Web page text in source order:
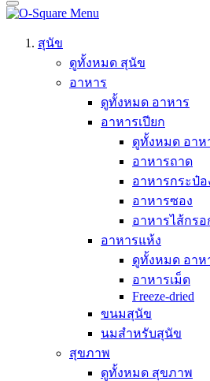
Menu
สุนัข
ดูทั้งหมด สุนัข
อาหาร
ดูทั้งหมด อาหาร
อาหารเปียก
ดูทั้งหมด อาห
อาหารถาด
อาหารกระป๋อ
อาหารซอง
อาหารไส้กรอ
อาหารแห้ง
ดูทั้งหมด อาห
อาหารเม็ด
Freeze-dried
ขนมสุนัข
นมสำหรับสุนัข
สุขภาพ
ดูทั้งหมด สุขภาพ